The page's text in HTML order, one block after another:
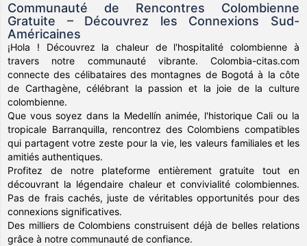
Communauté de Rencontres Colombienne
Gratuite – Découvrez les Connexions Sud-
Américaines
¡Hola ! Découvrez la chaleur de l'hospitalité colombienne à
travers notre communauté vibrante. Colombia-citas.com
connecte des célibataires des montagnes de Bogotá à la côte
de Carthagène, célébrant la passion et la joie de la culture
colombienne.
Que vous soyez dans la Medellín animée, l'historique Cali ou la
tropicale Barranquilla, rencontrez des Colombiens compatibles
qui partagent votre zeste pour la vie, les valeurs familiales et les
amitiés authentiques.
Profitez de notre plateforme entièrement gratuite tout en
découvrant la légendaire chaleur et convivialité colombiennes.
Pas de frais cachés, juste de véritables opportunités pour des
connexions significatives.
Des milliers de Colombiens construisent déjà de belles relations
grâce à notre communauté de confiance.